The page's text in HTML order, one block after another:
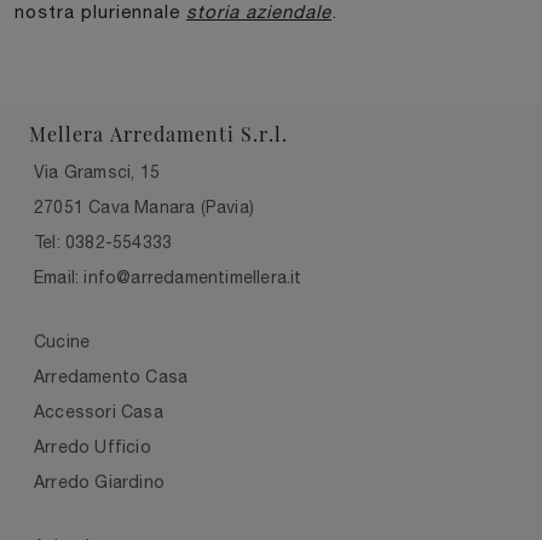
nostra pluriennale storia aziendale
Mellera Arredamenti S.r.l.
Via Gramsci, 15
27051 Cava Manara (Pavia)
Tel: 0382-554333
Email: info@arredamentimellera.it
Cucine
Arredamento Casa
Accessori Casa
Arredo Ufficio
Arredo Giardino